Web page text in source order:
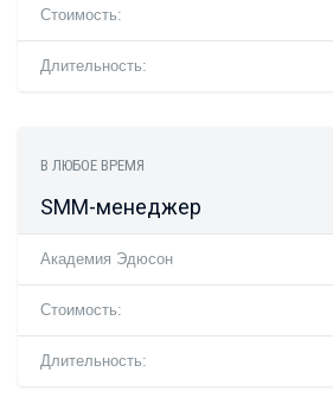
Стоимость:
Длительность:
В ЛЮБОЕ ВРЕМЯ
SMM-менеджер
Академия Эдюсон
Стоимость:
Длительность: